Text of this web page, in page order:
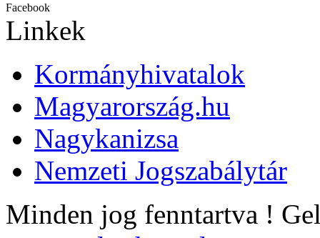
Facebook
Linkek
Kormányhivatalok
Magyarország.hu
Nagykanizsa
Nemzeti Jogszabálytár
Minden jog fenntartva !